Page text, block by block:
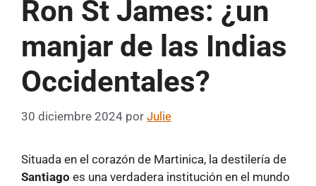
Ron St James: ¿un
manjar de las Indias
Occidentales?
30 diciembre 2024 por Julie
Situada en el corazón de Martinica, la destilería de
Santiago es una verdadera institución en el mundo